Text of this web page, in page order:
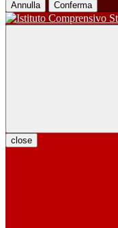
Annulla Conferma
close